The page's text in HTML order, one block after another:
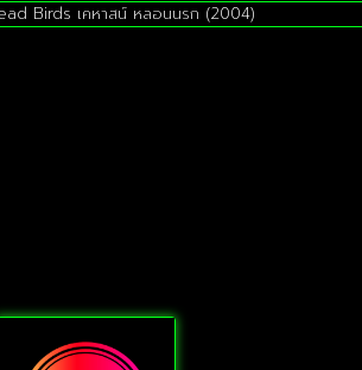
Birds เคหาสน์ หลอนนรก (2004)